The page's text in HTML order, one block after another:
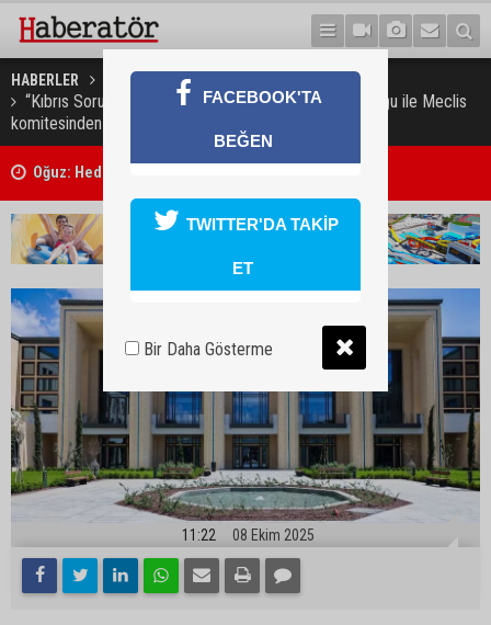
HABERLER GÜNDEM
“Kıbrıs Sorununa İki Devletli Çözüm Önerisi" oy çokluğu ile Meclis
komitesinden geçti!
Süpermarketteki bıçaklı saldırının zanlısı 7 gün daha tutuklu kalacak
11:22 08 Ekim 2025
FACEBOOK'TA
BEĞEN
TWITTER'DA TAKİP
ET
Bir Daha Gösterme